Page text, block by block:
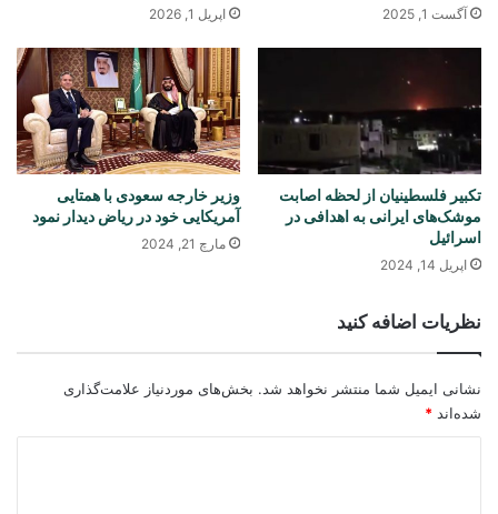
آگست 1, 2025 اپریل 1, 2026
تکبیر فلسطینیان از لحظه اصابت
موشک‌های‌ ایرانی به اهدافی در
اسرائیل
اپریل 14, 2024
وزیر خارجه سعودی با همتایی
آمریکایی خود در ریاض دیدار نمود
مارچ 21, 2024
نظریات اضافه کنید
نشانی ایمیل شما منتشر نخواهد شد. بخش‌های موردنیاز علامت‌گذاری
شده‌اند *